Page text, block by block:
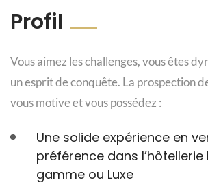
Profil
Vous aimez les challenges, vous êtes
un esprit de conquête. La prospection
vous motive et vous possédez :
Une solide expérience en
préférence dans
gamme ou Luxe